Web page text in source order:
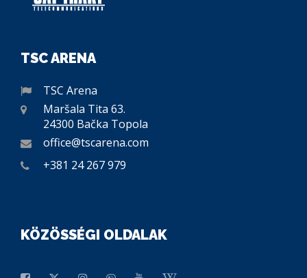
TSC ARENA
TSC Arena
Maršala Tita 63.
24300 Bačka Topola
office@tscarena.com
+381 24 267 979
KÖZÖSSÉGI OLDALAK